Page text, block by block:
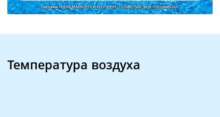
Температура воздуха